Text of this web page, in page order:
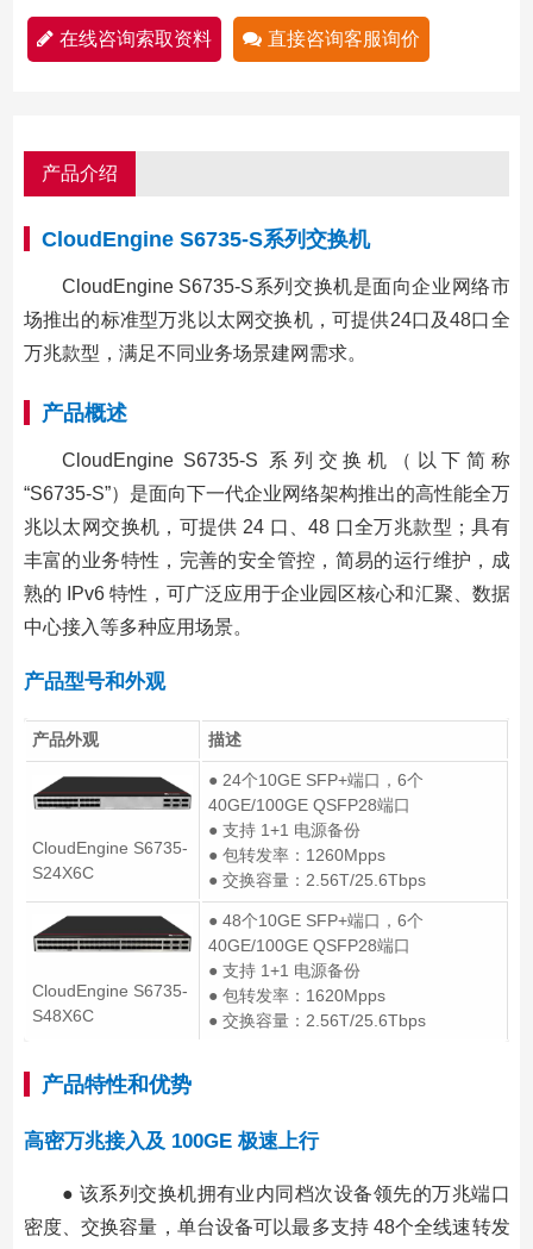
在线咨询索取资料 直接咨询客服询价
产品介绍
CloudEngine S6735-S系列交换机
CloudEngine S6735-S系列交换机是面向企业网络市
场推出的标准型万兆以太网交换机，可提供24口及48口全
万兆款型，满足不同业务场景建网需求。
产品概述
CloudEngine S6735-S 系列交换机（以下简称
“S6735-S”）是面向下一代企业网络架构推出的高性能全万
兆以太网交换机，可提供 24 口、48 口全万兆款型；具有
丰富的业务特性，完善的安全管控，简易的运行维护，成
熟的 IPv6 特性，可广泛应用于企业园区核心和汇聚、数据
中心接入等多种应用场景。
产品型号和外观
产品外观 描述
CloudEngine S6735-
S24X6C
● 24个10GE SFP+端口，6个
40GE/100GE QSFP28端口
● 支持 1+1 电源备份
● 包转发率：1260Mpps
● 交换容量：2.56T/25.6Tbps
CloudEngine S6735-
S48X6C
● 48个10GE SFP+端口，6个
40GE/100GE QSFP28端口
● 支持 1+1 电源备份
● 包转发率：1620Mpps
● 交换容量：2.56T/25.6Tbps
产品特性和优势
高密万兆接入及 100GE 极速上行
● 该系列交换机拥有业内同档次设备领先的万兆端口
密度、交换容量，单台设备可以最多支持 48个全线速转发